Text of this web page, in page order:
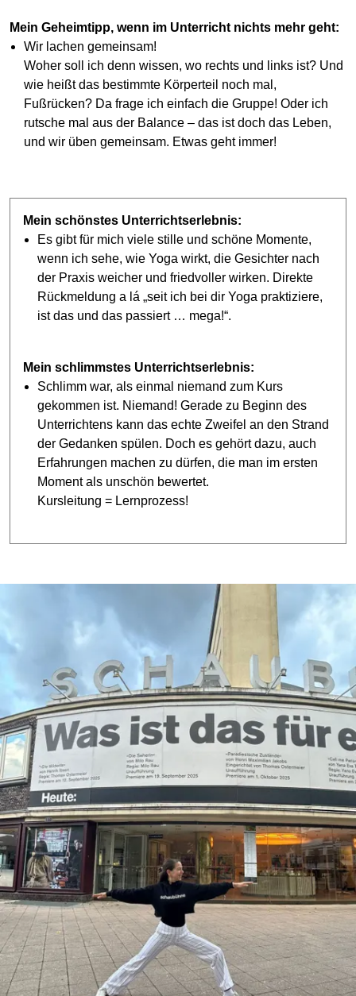
Mein Geheimtipp, wenn im Unterricht nichts mehr geht:
Wir lachen gemeinsam!
Woher soll ich denn wissen, wo rechts und links ist? Und
wie heißt das bestimmte Körperteil noch mal,
Fußrücken? Da frage ich einfach die Gruppe! Oder ich
rutsche mal aus der Balance – das ist doch das Leben,
und wir üben gemeinsam. Etwas geht immer!
Mein schönstes Unterrichtserlebnis:
Es gibt für mich viele stille und schöne Momente,
wenn ich sehe, wie Yoga wirkt, die Gesichter nach
der Praxis weicher und friedvoller wirken. Direkte
Rückmeldung a lá „seit ich bei dir Yoga praktiziere,
ist das und das passiert … mega!“.
Mein schlimmstes Unterrichtserlebnis:
Schlimm war, als einmal niemand zum Kurs
gekommen ist. Niemand! Gerade zu Beginn des
Unterrichtens kann das echte Zweifel an den Strand
der Gedanken spülen. Doch es gehört dazu, auch
Erfahrungen machen zu dürfen, die man im ersten
Moment als unschön bewertet.
Kursleitung = Lernprozess!